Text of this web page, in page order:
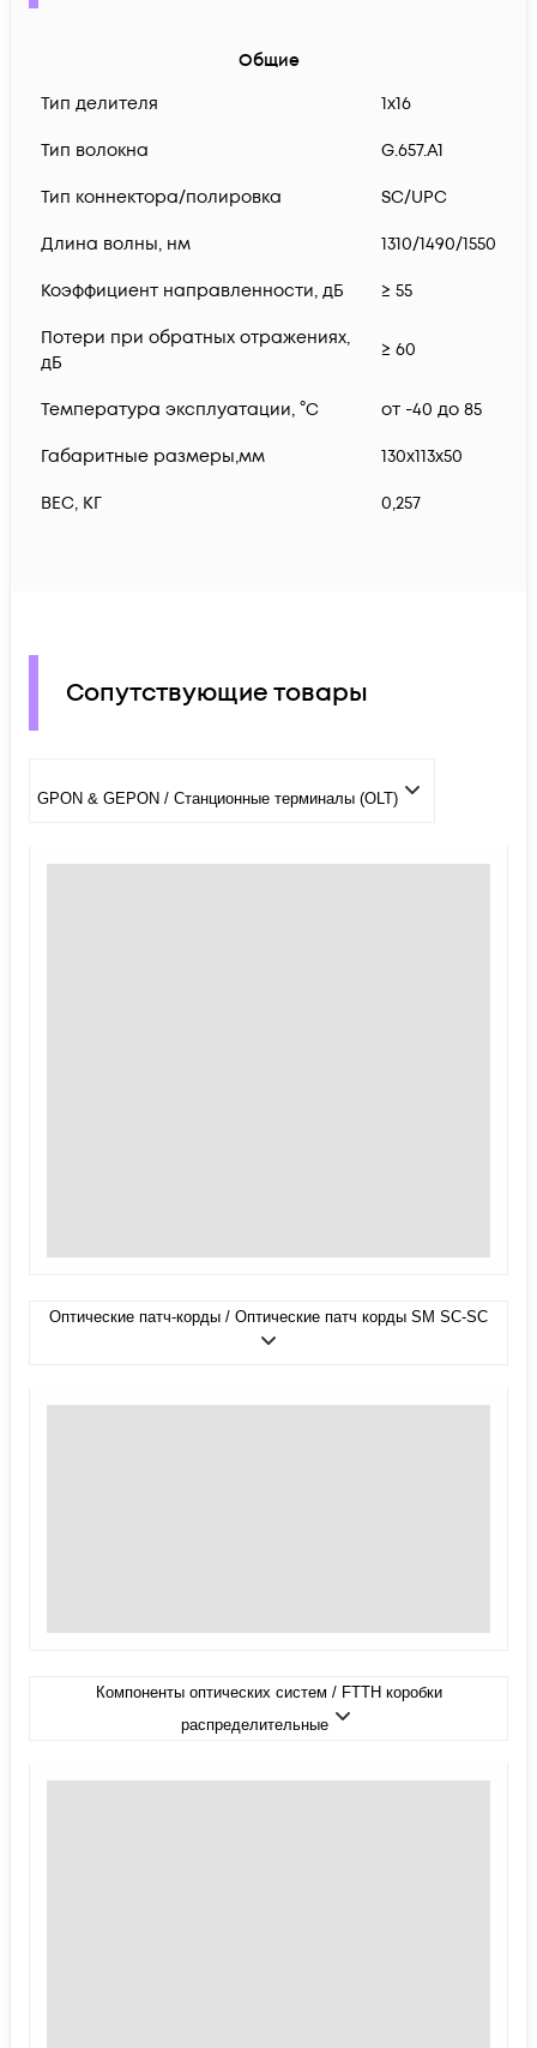
Общие
Тип делителя
1х16
Тип волокна G.657.A1
Тип коннектора/полировка SC/UPC
Длина волны, нм 1310/1490/1550
Коэффициент направленности, дБ ≥ 55
Потери при обратных отражениях,
дБ
≥ 60
Температура эксплуатации, °C от -40 до 85
Габаритные размеры,мм 130x113x50
ВЕС, КГ 0,257
Сопутствующие товары
GPON & GEPON / Станционные терминалы (OLT)
Оптические патч-корды / Оптические патч корды SM SC-SC
Компоненты оптических систем / FTTH коробки
распределительные